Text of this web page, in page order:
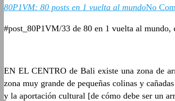
80P1VM: 80 posts en 1 vuelta al mundoNo
#post_80P1VM/33 de 80 en 1 vuelta al mundo,
EN EL CENTRO de Bali existe una zona de
zona muy grande de pequeñas colinas y
y la aportación cultural [de cómo debe ser un